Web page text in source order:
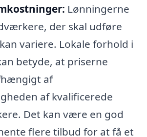
Lønningerne
der skal udføre
variere. Lokale forhold i
betyde, at priserne
af
af kvalificerede
Det kan være en god
flere tilbud for at få et